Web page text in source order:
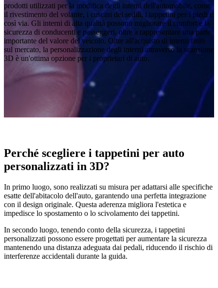
Vedi la nostra soluzione Entry-Level
DENTAL PER L'ODONTOIATRIA DIGITALE
Scanner intraorali
Aoralscan Elf
NUOVO
Aoralscan Elite Wireless
NUOVO
Aoralscan Elite
Aoralscan 3 Wireless
Aoralscan 3
Ceramix-Nano
NUOVO
AccuFab-Aris NUOVO
AccuFab-F1
AccuFab-CEL
AccuFab-L4D/K
Post-Processing Units
FabWash
FabCure N2NEW
FabCure 2
prodotti utilizzati per la modifica degli interni dell'automobile, come
il rivestimento del volante, i cuscini dei sedili, i tappetini per i piedi e
così via. Gli interni di alta qualità possono migliorare il comfort e la
sicurezza di conducenti e passeggeri, oltre a rappresentare una parte
importante del valore del veicolo. Oltre all'acquisto di interni finiti
sul mercato, la personalizzazione degli interni attraverso la scansione
3D è un'ottima opzione per i proprietari di auto.
Perché scegliere i tappetini per auto
personalizzati in 3D?
In primo luogo, sono realizzati su misura per adattarsi alle specifiche
esatte dell'abitacolo dell'auto, garantendo una perfetta integrazione
con il design originale. Questa aderenza migliora l'estetica e
impedisce lo spostamento o lo scivolamento dei tappetini.
In secondo luogo, tenendo conto della sicurezza, i tappetini
personalizzati possono essere progettati per aumentare la sicurezza
mantenendo una distanza adeguata dai pedali, riducendo il rischio di
interferenze accidentali durante la guida.